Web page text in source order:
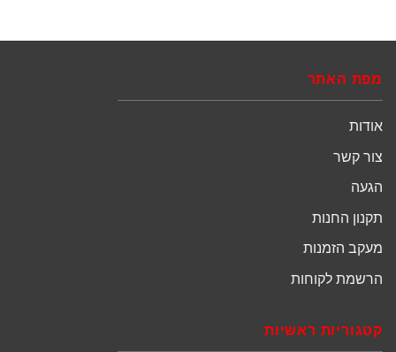
מפת האתר
אודות
צור קשר
הגעה
תקנון החנות
מעקב הזמנות
הרשמת לקוחות
קטגוריות ראשיות